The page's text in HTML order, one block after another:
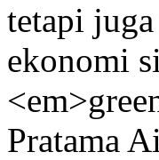
tetapi
ekonomi
Pratama